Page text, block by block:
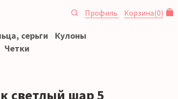
Профиль Корзина(0)
серьги
Кулоны
Четки
светлый шар 5